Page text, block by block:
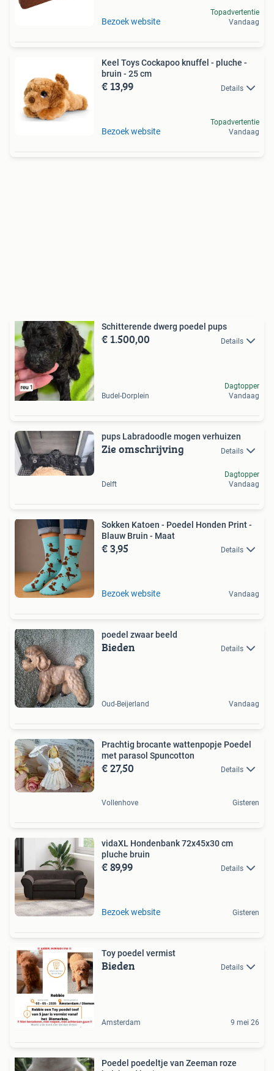
Bezoek website
Topadvertentie
Vandaag
Keel Toys Cockapoo knuffel - pluche -
bruin - 25 cm
€ 13,99 Details
Bezoek website
Topadvertentie
Vandaag
Schitterende dwerg poedel pups
€ 1.500,00 Details
Budel-Dorplein
Dagtopper
Vandaag
pups Labradoodle mogen verhuizen
Zie omschrijving Details
Delft
Dagtopper
Vandaag
Sokken Katoen - Poedel Honden Print -
Blauw Bruin - Maat
€ 3,95 Details
Bezoek website Vandaag
poedel zwaar beeld
Bieden Details
Oud-Beijerland Vandaag
Prachtig brocante wattenpopje Poedel
met parasol Spuncotton
€ 27,50 Details
Vollenhove Gisteren
vidaXL Hondenbank 72x45x30 cm
pluche bruin
€ 89,99 Details
Bezoek website Gisteren
Toy poedel vermist
Bieden Details
Amsterdam 9 mei 26
Poedel poedeltje van Zeeman roze